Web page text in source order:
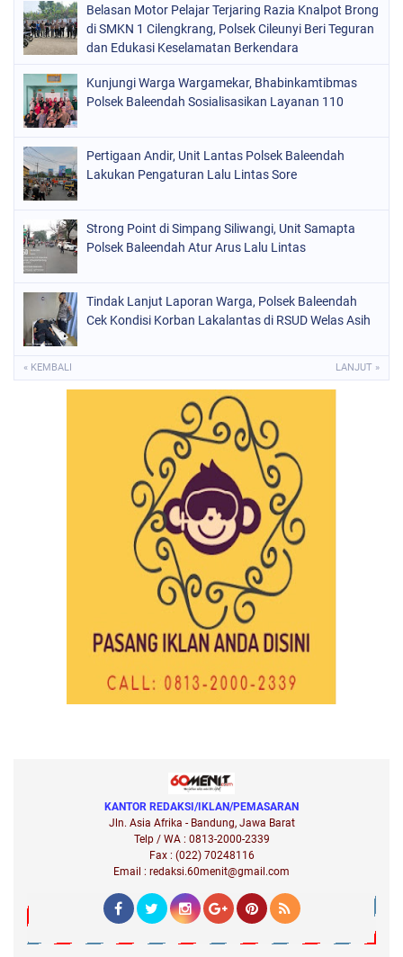
Belasan Motor Pelajar Terjaring Razia Knalpot Brong
di SMKN 1 Cilengkrang, Polsek Cileunyi Beri Teguran
dan Edukasi Keselamatan Berkendara
Kunjungi Warga Wargamekar, Bhabinkamtibmas
Polsek Baleendah Sosialisasikan Layanan 110
Pertigaan Andir, Unit Lantas Polsek Baleendah
Lakukan Pengaturan Lalu Lintas Sore
Strong Point di Simpang Siliwangi, Unit Samapta
Polsek Baleendah Atur Arus Lalu Lintas
Tindak Lanjut Laporan Warga, Polsek Baleendah
Cek Kondisi Korban Lakalantas di RSUD Welas Asih
« KEMBALI LANJUT »
KANTOR REDAKSI/IKLAN/PEMASARAN
Jln. Asia Afrika - Bandung, Jawa Barat
Telp / WA : 0813-2000-2339
Fax : (022) 70248116
Email : redaksi.60menit@gmail.com